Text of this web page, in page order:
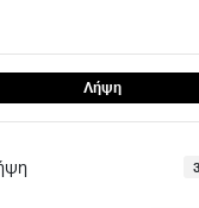
Λήψη